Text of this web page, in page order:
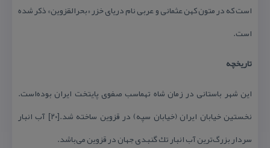
است كه در متون كهن عثمانی و عربی نام دریای خزر «بحرالقزوین» ذكر شده
است.
تاریخچه
این شهر باستانی در زمان شاه تهماسب صفوی پایتخت ایران بوده‌است.
نخستین خیابان ایران (خیابان سپه) در قزوین ساخته شد.[۲۰] آب انبار
سردار بزرگ‌ترین آب انبار تك گنبدی جهان در قزوین می‌باشد.